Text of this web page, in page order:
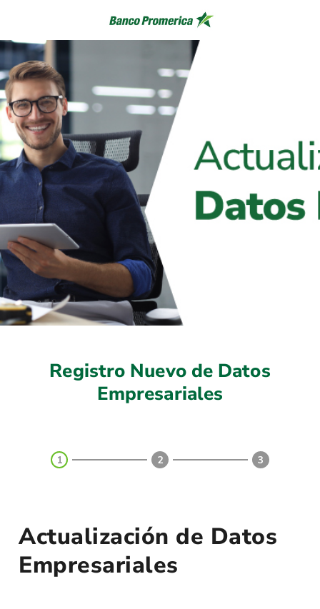
Registro Nuevo de Datos
Empresariales
1 2 3
Actualización de Datos
Empresariales